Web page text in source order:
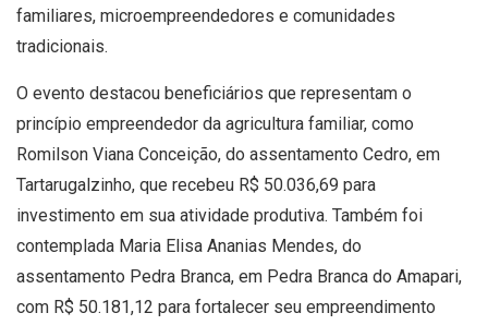
familiares, microempreendedores e comunidades
tradicionais.
O evento destacou beneficiários que representam o
princípio empreendedor da agricultura familiar, como
Romilson Viana Conceição, do assentamento Cedro, em
Tartarugalzinho, que recebeu R$ 50.036,69 para
investimento em sua atividade produtiva. Também foi
contemplada Maria Elisa Ananias Mendes, do
assentamento Pedra Branca, em Pedra Branca do Amapari,
com R$ 50.181,12 para fortalecer seu empreendimento